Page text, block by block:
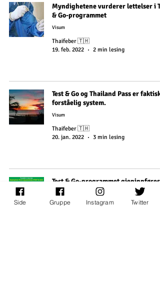
Myndighetene vurderer lettelser i
& Go-programmet
Visum
Thaifeber 🇹🇭
19. feb. 2022
2 min lesing
Test & Go og Thailand Pass er faktisk
forståelig system.
Visum
Thaifeber 🇹🇭
20. jan. 2022
3 min lesing
Test & Go-programmet gjeninnføres
Visum
Thaifeber 🇹🇭
Side Gruppe Instagram Twitter